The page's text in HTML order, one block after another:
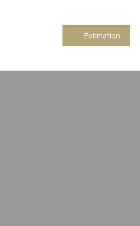
Estimation